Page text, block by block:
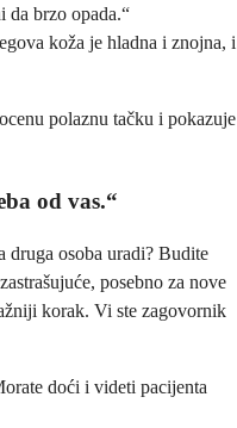
da brzo opada.“
koža je hladna i znojna, i
polaznu tačku i pokazuje
od vas.“
druga osoba uradi? Budite
posebno za nove
korak. Vi ste zagovornik
doći i videti pacijenta